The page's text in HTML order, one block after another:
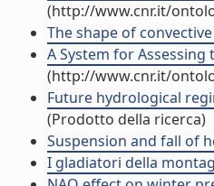
(http://www.cnr.it/
The shape of
A System for
(http://www.cnr.it/
Future hydrological
(Prodotto della ricerca)
Suspension and fall of
I gladiatori della